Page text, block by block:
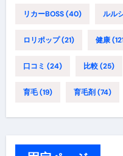
リカーBOSS(40) ルル
ロリポップ(21) 健康
口コミ (24) 比較(25)
育毛(19) 育毛剤(74)